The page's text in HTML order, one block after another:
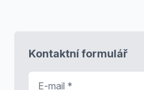
Kontaktní formulář